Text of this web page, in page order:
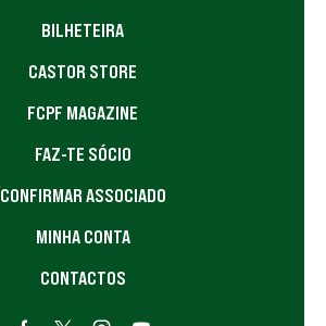
BILHETEIRA
CASTOR STORE
FCPF MAGAZINE
FAZ-TE SÓCIO
CONFIRMAR ASSOCIADO
MINHA CONTA
CONTACTOS